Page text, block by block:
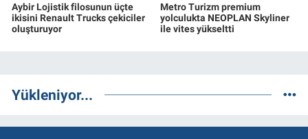
Aybir Lojistik filosunun üçte
ikisini Renault Trucks çekiciler
oluşturuyor
Metro Turizm premium
yolculukta NEOPLAN Skyliner
ile vites yükseltti
Yükleniyor...